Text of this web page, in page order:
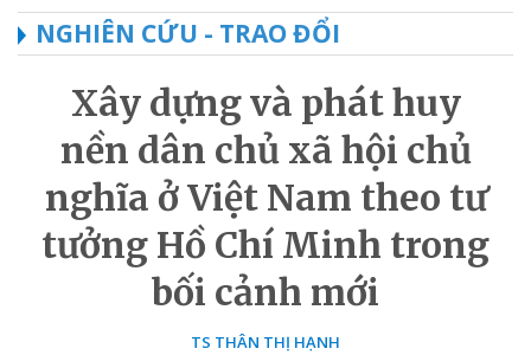
NGHIÊN CỨU - TRAO ĐỔI
Xây dựng và phát huy
nền dân chủ xã hội chủ
nghĩa ở Việt Nam theo tư
tưởng Hồ Chí Minh trong
bối cảnh mới
TS THÂN THỊ HẠNH